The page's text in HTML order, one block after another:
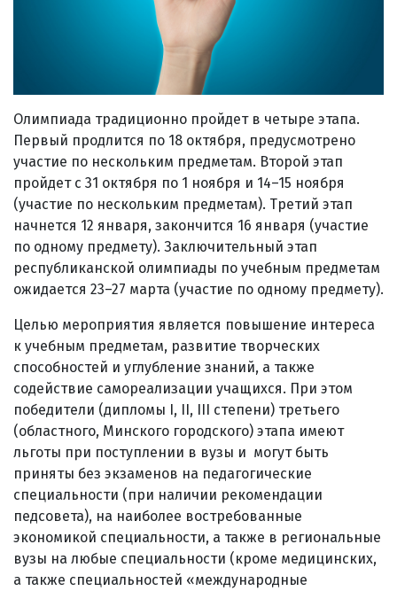
Олимпиада традиционно пройдет в четыре этапа.
Первый продлится по 18 октября, предусмотрено
участие по нескольким предметам. Второй этап
пройдет с 31 октября по 1 ноября и 14–15 ноября
(участие по нескольким предметам). Третий этап
начнется 12 января, закончится 16 января (участие
по одному предмету). Заключительный этап
республиканской олимпиады по учебным предметам
ожидается 23–27 марта (участие по одному предмету).
Целью мероприятия является повышение интереса
к учебным предметам, развитие творческих
способностей и углубление знаний, а также
содействие самореализации учащихся. При этом
победители (дипломы I, II, III степени) третьего
(областного, Минского городского) этапа имеют
льготы при поступлении в вузы и могут быть
приняты без экзаменов на педагогические
специальности (при наличии рекомендации
педсовета), на наиболее востребованные
экономикой специальности, а также в региональные
вузы на любые специальности (кроме медицинских,
а также специальностей «международные